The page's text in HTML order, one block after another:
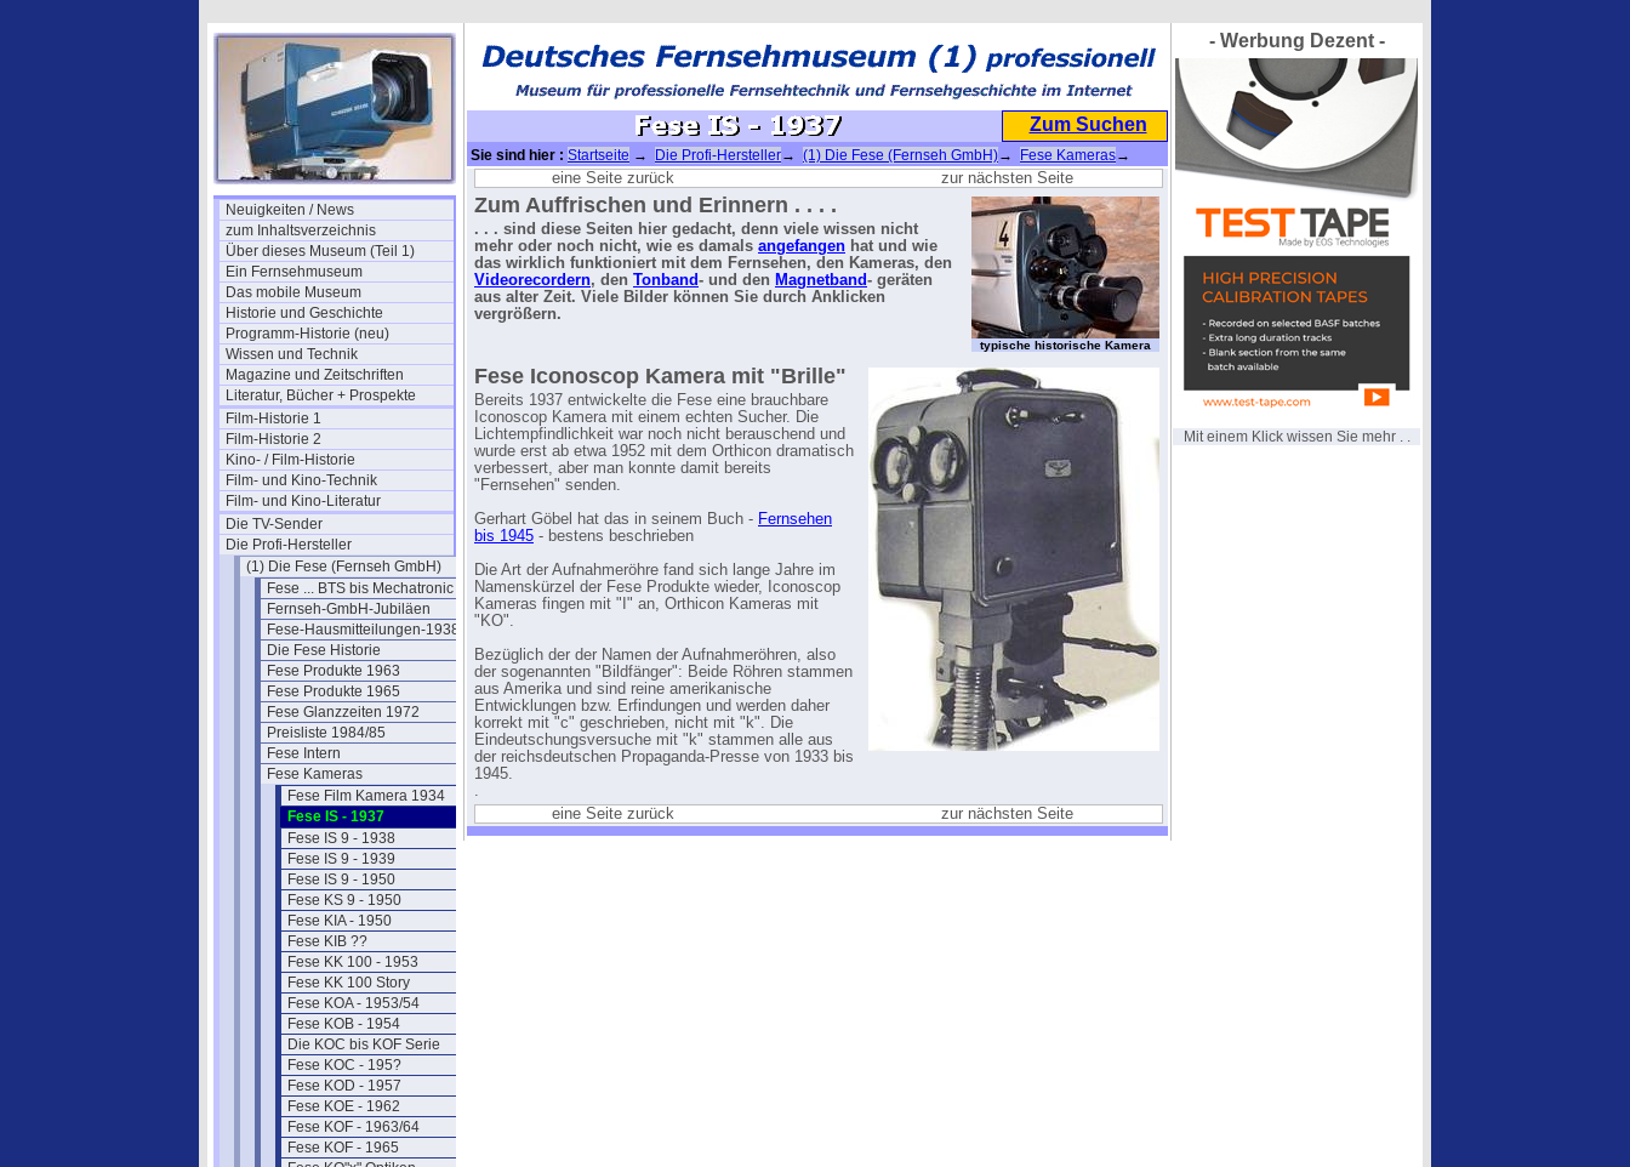
Neuigkeiten / News
zum Inhaltsverzeichnis
Über dieses Museum (Teil 1)
Ein Fernsehmuseum
Das mobile Museum
Historie und Geschichte
Programm-Historie (neu)
Wissen und Technik
Magazine und Zeitschriften
Literatur, Bücher + Prospekte
Film-Historie 1
Film-Historie 2
Kino- / Film-Historie
Film- und Kino-Technik
Film- und Kino-Literatur
Die TV-Sender
Die Profi-Hersteller
(1) Die Fese (Fernseh GmbH)
Fese ... BTS bis Mechatronic
Fernseh-GmbH-Jubiläen
Fese-Hausmitteilungen-1938-43
Die Fese Historie
Fese Produkte 1963
Fese Produkte 1965
Fese Glanzzeiten 1972
Preisliste 1984/85
Fese Intern
Fese Kameras
Fese Film Kamera 1934
Fese IS - 1937
Fese IS 9 - 1938
Fese IS 9 - 1939
Fese IS 9 - 1950
Fese KS 9 - 1950
Fese KIA - 1950
Fese KIB ??
Fese KK 100 - 1953
Fese KK 100 Story
Fese KOA - 1953/54
Fese KOB - 1954
Die KOC bis KOF Serie
Fese KOC - 195?
Fese KOD - 1957
Fese KOE - 1962
Fese KOF - 1963/64
Fese KOF - 1965
Zum Suchen
Sie sind hier : Startseite → Die Profi-Hersteller→ (1) Die Fese (Fernseh GmbH)→ Fese Kameras→
Fese IS - 1937eine Seite zurück zur nächsten Seite
typische historische Kamera
Zum Auffrischen und Erinnern . . . .
. . . sind diese Seiten hier gedacht, denn viele wissen nicht
mehr oder noch nicht, wie es damals angefangen hat und wie
das wirklich funktioniert mit dem Fernsehen, den Kameras, den
Videorecordern, den Tonband- und den Magnetband- geräten
aus alter Zeit. Viele Bilder können Sie durch Anklicken
vergrößern.
Fese Iconoscop Kamera mit "Brille"
Bereits 1937 entwickelte die Fese eine brauchbare
Iconoscop Kamera mit einem echten Sucher. Die
Lichtempfindlichkeit war noch nicht berauschend und
wurde erst ab etwa 1952 mit dem Orthicon dramatisch
verbessert, aber man konnte damit bereits
"Fernsehen" senden.
Gerhart Göbel hat das in seinem Buch - Fernsehen
bis 1945 - bestens beschrieben
Die Art der Aufnahmeröhre fand sich lange Jahre im
Namenskürzel der Fese Produkte wieder, Iconoscop
Kameras fingen mit "I" an, Orthicon Kameras mit
"KO".
Bezüglich der der Namen der Aufnahmeröhren, also
der sogenannten "Bildfänger": Beide Röhren stammen
aus Amerika und sind reine amerikanische
Entwicklungen bzw. Erfindungen und werden daher
korrekt mit "c" geschrieben, nicht mit "k". Die
Eindeutschungsversuche mit "k" stammen alle aus
der reichsdeutschen Propaganda-Presse von 1933 bis
1945.
.
eine Seite zurück
zur nächsten Seite
- Werbung Dezent -
Mit einem Klick wissen Sie mehr . .